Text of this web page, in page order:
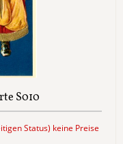
S010
Status) keine Preise